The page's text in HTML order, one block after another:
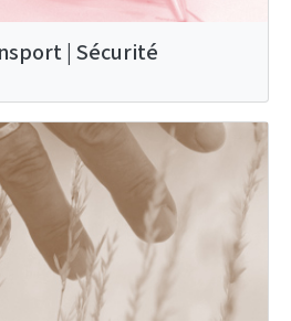
| Sécurité